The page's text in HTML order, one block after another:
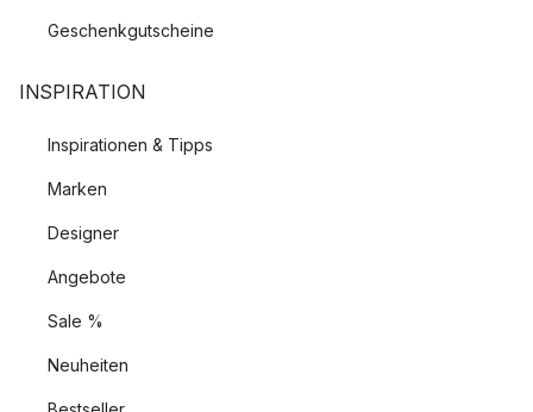
Geschenkgutscheine
INSPIRATION
Inspirationen & Tipps
Marken
Designer
Angebote
Sale %
Neuheiten